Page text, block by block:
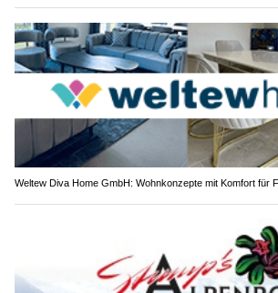
Weltew Diva Home GmbH: Wohnkonzepte mit Komfort für